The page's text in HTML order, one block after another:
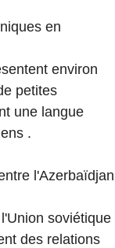
en
environ
petites
une langue
.
l'Azerbaïdjan
soviétique
des relations